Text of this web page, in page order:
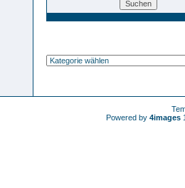
Powered by 4images